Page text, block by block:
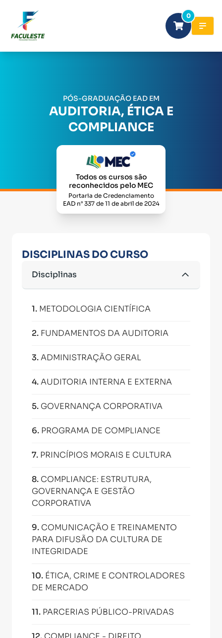
0
PÓS-GRADUAÇÃO EAD EM
AUDITORIA, ÉTICA E
COMPLIANCE
Todos os cursos são
reconhecidos pelo MEC
Portaria de Credenciamento
EAD n° 337 de 11 de abril de 2024
DISCIPLINAS DO CURSO
Disciplinas
1. METODOLOGIA CIENTÍFICA
2. FUNDAMENTOS DA AUDITORIA
3.ADMINISTRAÇÃO GERAL
4.AUDITORIA INTERNA E EXTERNA
5. GOVERNANÇA CORPORATIVA
6. PROGRAMA DE COMPLIANCE
7. PRINCÍPIOS MORAIS E CULTURA
8. COMPLIANCE: ESTRUTURA,
GOVERNANÇA E GESTÃO
CORPORATIVA
9. COMUNICAÇÃO E TREINAMENTO
PARA DIFUSÃO DA CULTURA DE
INTEGRIDADE
10. ÉTICA, CRIME E CONTROLADORES
DE MERCADO
11. PARCERIAS PÚBLICO-PRIVADAS